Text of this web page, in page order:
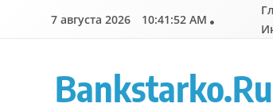
7 августа 2026 10:41:53 AM
Bankstarko.ru